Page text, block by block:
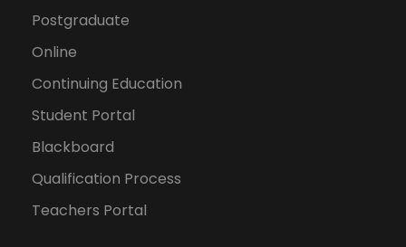
Postgraduate
Online
Continuing Education
Student Portal
Blackboard
Qualification Process
Teachers Portal